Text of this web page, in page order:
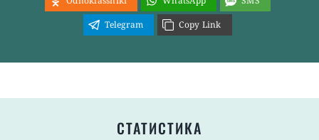
Telegram
Copy Link
СТАТИСТИКА